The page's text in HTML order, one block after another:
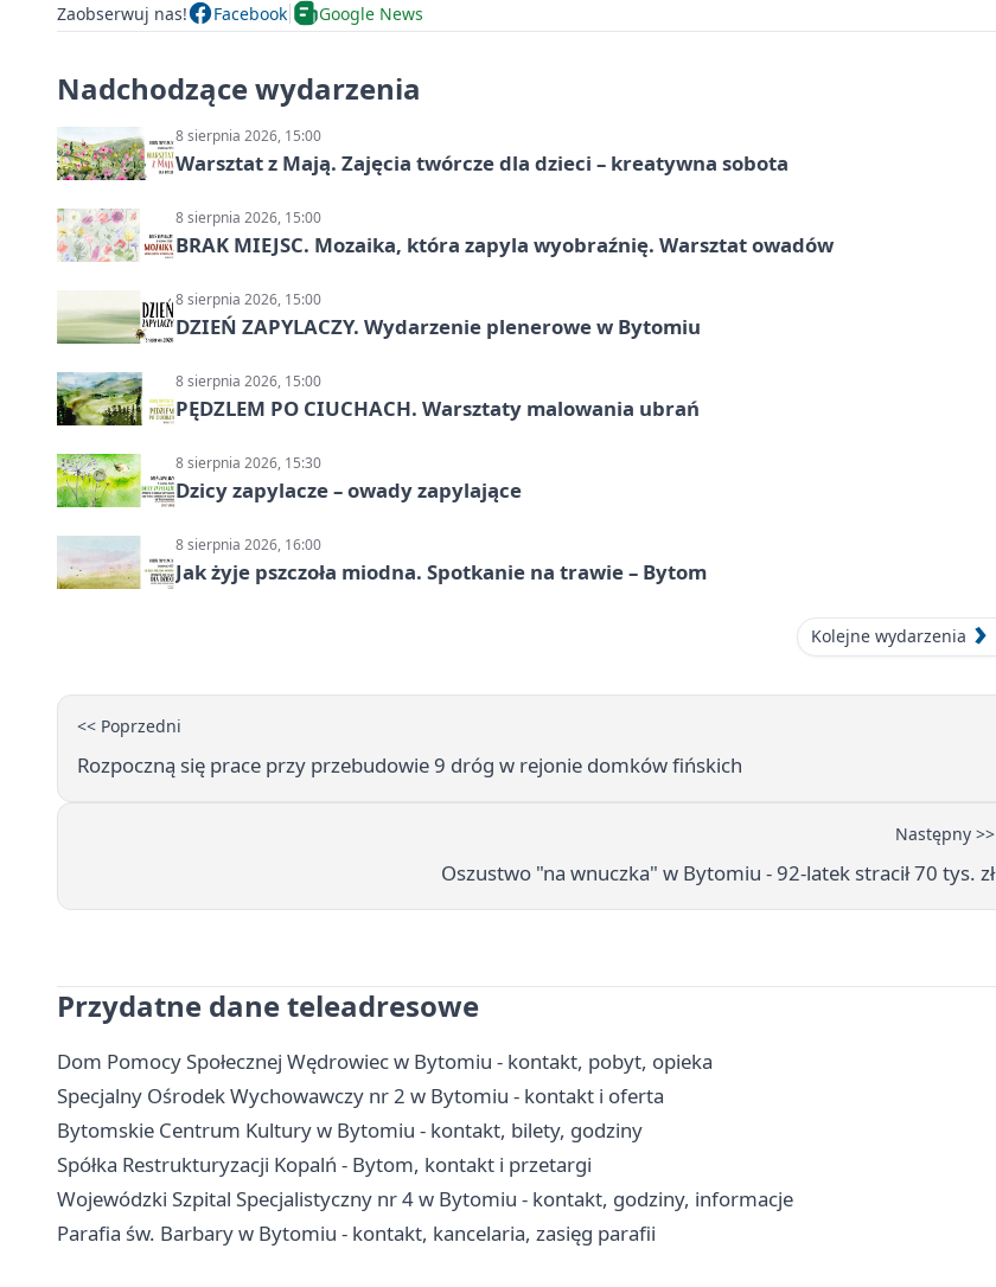
Zaobserwuj nas! Facebook Google News
Nadchodzące wydarzenia
8 sierpnia 2026, 15:00
Warsztat z Mają. Zajęcia twórcze dla dzieci – kreatywna sobota
8 sierpnia 2026, 15:00
BRAK MIEJSC. Mozaika, która zapyla wyobraźnię. Warsztat owadów
8 sierpnia 2026, 15:00
DZIEŃ ZAPYLACZY. Wydarzenie plenerowe w Bytomiu
8 sierpnia 2026, 15:00
PĘDZLEM PO CIUCHACH. Warsztaty malowania ubrań
8 sierpnia 2026, 15:30
Dzicy zapylacze – owady zapylające
8 sierpnia 2026, 16:00
Jak żyje pszczoła miodna. Spotkanie na trawie – Bytom
Kolejne wydarzenia
<< Poprzedni
Rozpoczną się prace przy przebudowie 9 dróg w rejonie domków fińskich
Następny >>
Oszustwo "na wnuczka" w Bytomiu - 92-latek stracił 70 tys. zł
Przydatne dane teleadresowe
Dom Pomocy Społecznej Wędrowiec w Bytomiu - kontakt, pobyt, opieka
Specjalny Ośrodek Wychowawczy nr 2 w Bytomiu - kontakt i oferta
Bytomskie Centrum Kultury w Bytomiu - kontakt, bilety, godziny
Spółka Restrukturyzacji Kopalń - Bytom, kontakt i przetargi
Wojewódzki Szpital Specjalistyczny nr 4 w Bytomiu - kontakt, godziny, informacje
Parafia św. Barbary w Bytomiu - kontakt, kancelaria, zasięg parafii